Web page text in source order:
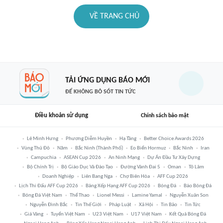
VỀ TRANG CHỦ
TẢI ỨNG DỤNG BÁO MỚI
ĐỂ KHÔNG BỎ SÓT TIN TỨC
Điều khoản sử dụng Chính sách bảo mật
Lê Minh Hưng Phương Diễm Huyền Hạ Tầng
Better Choice Awards 2026
Vùng Thủ Đô
Năm Bắc Ninh (thành Phố) Eo Biển Hormuz Bắc Ninh
Iran
Campuchia
ASEAN Cup 2026 An Ninh Mạng
Dự Án Đầu Tư Xây Dựng
Bộ Chính Trị
Bộ Giáo Dục Và Đào Tạo Đường Vành Đai 5 Oman
Tô Lâm
Doanh Nghiệp
Liên Bang Nga Chợ Biên Hòa
AFF Cup 2026
Lịch Thi Đấu AFF Cup 2026
Bảng Xếp Hạng AFF Cup 2026 Bóng Đá
Báo Bóng Đá
Bóng Đá Việt Nam
Thể Thao Lionel Messi Lamine Yamal
Nguyễn Xuân Son
Nguyễn Đình Bắc
Tin Thế Giới Pháp Luật Xã Hội Tin Bão
Tin Tức
Giá Vàng
Tuyển Việt Nam U23 Việt Nam U17 Việt Nam
Kết Quả Bóng Đá